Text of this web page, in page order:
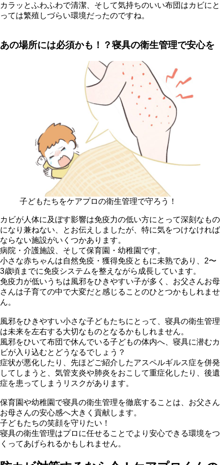
カラッとふわふわで清潔、そして気持ちのいい布団はカビにと
っては繁殖しづらい環境だったのですね。
あの場所には必須かも！？寝具の衛生管理で安心を
子どもたちをケアプロの衛生管理で守ろう！
カビが人体に及ぼす影響は免疫力の低い方にとって深刻なもの
になり兼ねない、とお伝えしましたが、特に気をつけなければ
ならない施設がいくつかあります。
病院・介護施設、そして保育園・幼稚園です。
小さな赤ちゃんは自然免疫・獲得免疫ともに未熟であり、2〜
3歳頃までに免疫システムを整えながら成長しています。
免疫力が低いうちは風邪をひきやすい子が多く、お父さんお母
さんは子育ての中で大変だと感じることのひとつかもしれませ
ん。
風邪をひきやすい小さな子どもたちにとって、寝具の衛生管理
は未来を左右する大切なものとなるかもしれません。
風邪をひいて布団で休んでいる子どもの体内へ、寝具に潜むカ
ビが入り込むとどうなるでしょう？
症状が悪化したり、先ほどご紹介したアスペルギルス症を併発
してしまうと、気管支炎や肺炎をおこして重症化したり、後遺
症を患ってしまうリスクがあります。
保育園や幼稚園で寝具の衛生管理を徹底することは、お父さん
お母さんの安心感へ大きく貢献します。
子どもたちの笑顔を守りたい！
寝具の衛生管理はプロに任せることでより安心できる環境をつ
くってあげられるかもしれません。